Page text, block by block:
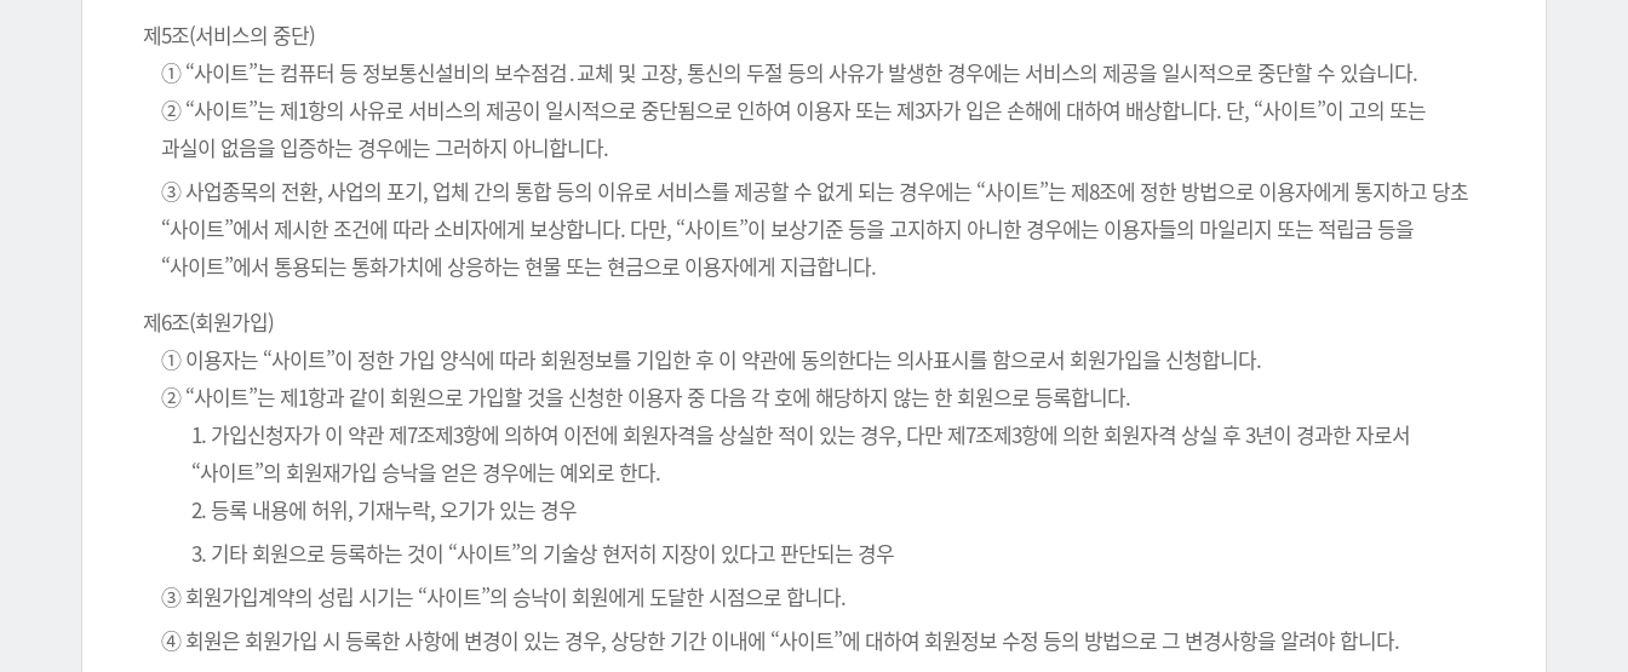
제5조(서비스의 중단)
① “사이트”는 컴퓨터 등 정보통신설비의 보수점검․교체 및 고장, 통신의 두절 등의 사유가 발생한 경우에는 서비스의 제공을 일시적으로 중단할 수 있습니다.
② “사이트”는 제1항의 사유로 서비스의 제공이 일시적으로 중단됨으로 인하여 이용자 또는 제3자가 입은 손해에 대하여 배상합니다. 단, “사이트”이 고의 또는
과실이 없음을 입증하는 경우에는 그러하지 아니합니다.
③ 사업종목의 전환, 사업의 포기, 업체 간의 통합 등의 이유로 서비스를 제공할 수 없게 되는 경우에는 “사이트”는 제8조에 정한 방법으로 이용자에게 통지하고 당초
“사이트”에서 제시한 조건에 따라 소비자에게 보상합니다. 다만, “사이트”이 보상기준 등을 고지하지 아니한 경우에는 이용자들의 마일리지 또는 적립금 등을
“사이트”에서 통용되는 통화가치에 상응하는 현물 또는 현금으로 이용자에게 지급합니다.
제6조(회원가입)
① 이용자는 “사이트”이 정한 가입 양식에 따라 회원정보를 기입한 후 이 약관에 동의한다는 의사표시를 함으로서 회원가입을 신청합니다.
② “사이트”는 제1항과 같이 회원으로 가입할 것을 신청한 이용자 중 다음 각 호에 해당하지 않는 한 회원으로 등록합니다.
1. 가입신청자가 이 약관 제7조제3항에 의하여 이전에 회원자격을 상실한 적이 있는 경우, 다만 제7조제3항에 의한 회원자격 상실 후 3년이 경과한 자로서
“사이트”의 회원재가입 승낙을 얻은 경우에는 예외로 한다.
2. 등록 내용에 허위, 기재누락, 오기가 있는 경우
3. 기타 회원으로 등록하는 것이 “사이트”의 기술상 현저히 지장이 있다고 판단되는 경우
③ 회원가입계약의 성립 시기는 “사이트”의 승낙이 회원에게 도달한 시점으로 합니다.
④ 회원은 회원가입 시 등록한 사항에 변경이 있는 경우, 상당한 기간 이내에 “사이트”에 대하여 회원정보 수정 등의 방법으로 그 변경사항을 알려야 합니다.